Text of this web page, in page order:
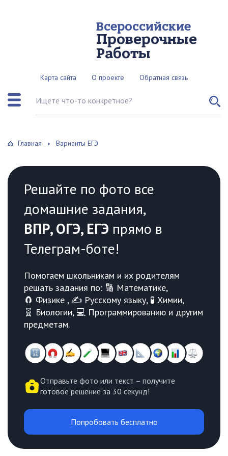
Всероссийские
Проверочные
Работы
Карта сайта О проекте Обратная связь
Поиск по сайту
Главная Варианты ЕГЭ
Решайте по фото все
домашние задания,
ВПР, ОГЭ, ЕГЭ прямо в
Телеграм-боте!
Помогаем школьникам и их родителям
решать задания по: 🔢 Математике,
🧲 Физике , ✍️ Русскому языку, 🧪 Химии,
🧬 Биологии, 💻 Программированию и другим
предметам.
Отправьте фото или текст – получите
готовое решение за 30 секунд!
Попробовать бесплатно